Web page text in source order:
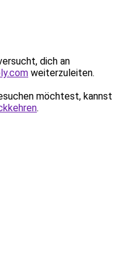
dich an
weiterzuleiten.
möchtest, kannst
.